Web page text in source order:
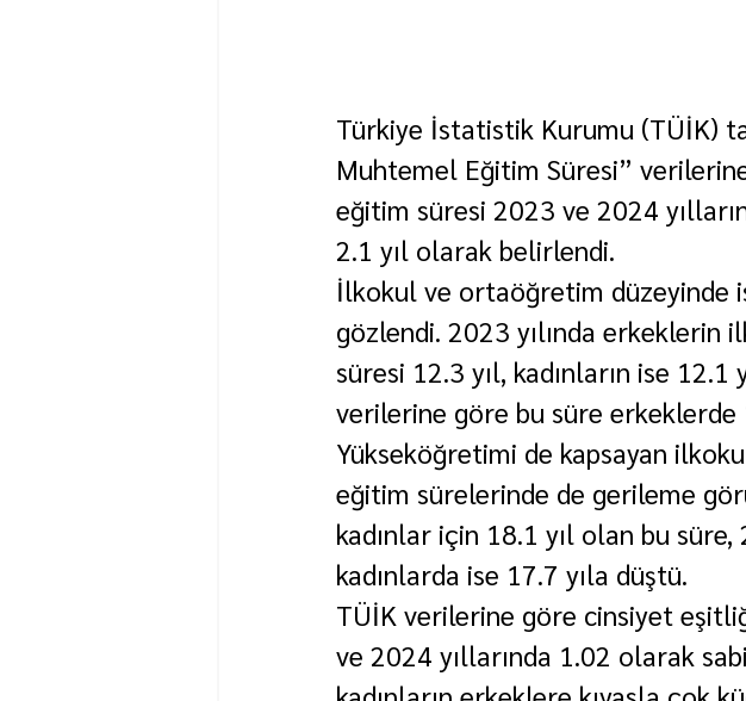
Türkiye İstatistik Kurumu (TÜİK)
Muhtemel Eğitim Süresi”
eğitim süresi 2023 ve 2024
2.1 yıl olarak belirlendi.
İlkokul ve ortaöğretim düzeyinde
gözlendi. 2023 yılında
süresi 12.3 yıl, kadınların ise 12.1
verilerine göre bu süre erkeklerde
Yükseköğretimi de kapsayan
eğitim sürelerinde de gerileme
kadınlar için 18.1 yıl olan bu
kadınlarda ise 17.7 yıla düştü.
TÜİK verilerine göre cinsiyet
ve 2024 yıllarında 1.02 olarak